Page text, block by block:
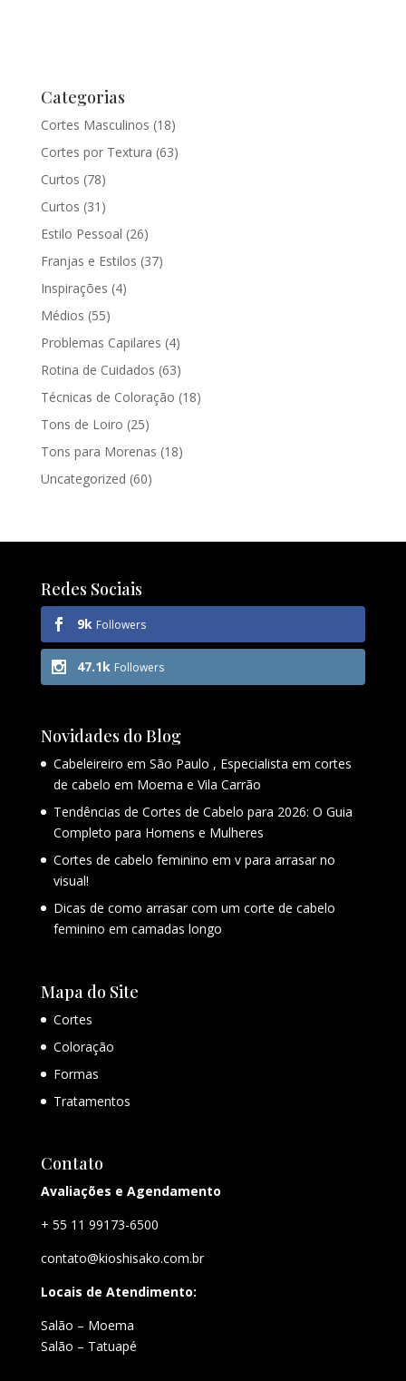
Categorias
Cortes Masculinos (18)
Cortes por Textura (63)
Curtos (78)
Curtos (31)
Estilo Pessoal (26)
Franjas e Estilos (37)
Inspirações (4)
Médios (55)
Problemas Capilares (4)
Rotina de Cuidados (63)
Técnicas de Coloração (18)
Tons de Loiro (25)
Tons para Morenas (18)
Uncategorized (60)
Redes Sociais
9k Followers
47.1k Followers
Novidades do Blog
Cabeleireiro em São Paulo , Especialista em cortes
de cabelo em Moema e Vila Carrão
Tendências de Cortes de Cabelo para 2026: O Guia
Completo para Homens e Mulheres
Cortes de cabelo feminino em v para arrasar no
visual!
Dicas de como arrasar com um corte de cabelo
feminino em camadas longo
Mapa do Site
Cortes
Coloração
Formas
Tratamentos
Contato
Avaliações e Agendamento
+ 55 11 99173-6500
contato@kioshisako.com.br
Locais de Atendimento:
Salão – Moema
Salão – Tatuapé